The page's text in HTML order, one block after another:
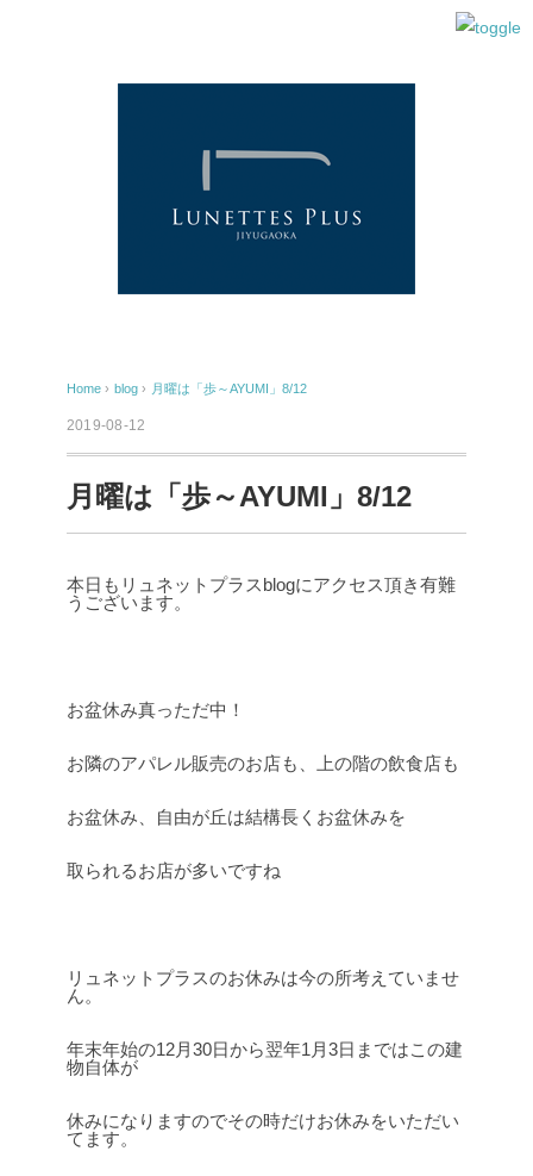
Home › blog › 月曜は「歩～AYUMI」8/12
2019-08-12
月曜は「歩～AYUMI」8/12
本日もリュネットプラスblogにアクセス頂き有難
うございます。
お盆休み真っただ中！
お隣のアパレル販売のお店も、上の階の飲食店も
お盆休み、自由が丘は結構長くお盆休みを
取られるお店が多いですね
リュネットプラスのお休みは今の所考えていませ
ん。
年末年始の12月30日から翌年1月3日まではこの建
物自体が
休みになりますのでその時だけお休みをいただい
てます。